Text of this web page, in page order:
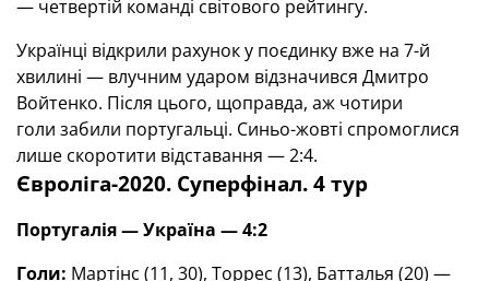
— четвертій команді світового рейтингу.
Українці відкрили рахунок у поєдинку вже на 7-й
хвилині — влучним ударом відзначився Дмитро
Войтенко. Після цього, щоправда, аж чотири
голи забили португальці. Синьо-жовті спромоглися
лише скоротити відставання — 2:4.
Євроліга-2020. Суперфінал. 4 тур
Португалія — Україна — 4:2
Голи: Мартінс (11, 30), Торрес (13), Батталья (20) —